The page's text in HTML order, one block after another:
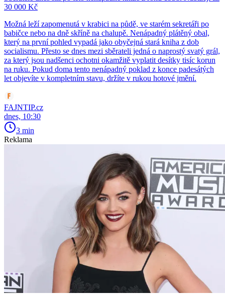
30 000 Kč
Možná leží zapomenutá v krabici na půdě, ve starém sekretáři po
babičce nebo na dně skříně na chalupě. Nenápadný plátěný obal,
který na první pohled vypadá jako obyčejná stará kniha z dob
socialismu. Přesto se dnes mezi sběrateli jedná o naprostý svatý grál,
za který jsou nadšenci ochotni okamžitě vyplatit desítky tisíc korun
na ruku. Pokud doma tento nenápadný poklad z konce padesátých
let objevíte v kompletním stavu, držíte v rukou hotové jmění.
FAJNTIP.cz
dnes, 10:30
3 min
Reklama